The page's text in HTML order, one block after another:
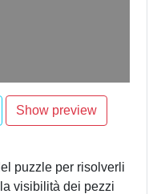
puzzle per risolverli
visibilità dei pezzi